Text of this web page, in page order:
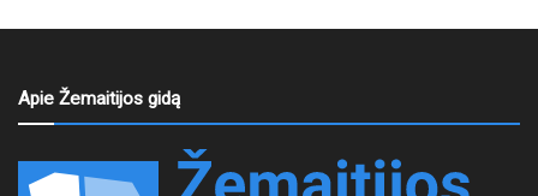
Apie Žemaitijos gidą